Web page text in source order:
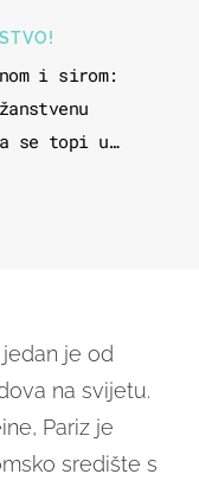
i sirom:
se topi u
je od
na svijetu.
Pariz je
središte s